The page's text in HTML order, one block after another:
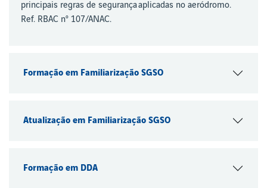
principais regras de segurança aplicadas no aeródromo.
Ref. RBAC nº 107/ANAC.
Formação em Familiarização SGSO
Atualização em Familiarização SGSO
Formação em DDA